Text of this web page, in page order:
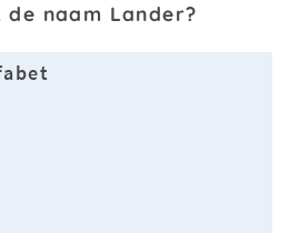
de naam Lander?